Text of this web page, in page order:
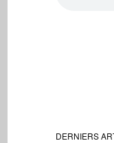
DERNIERS